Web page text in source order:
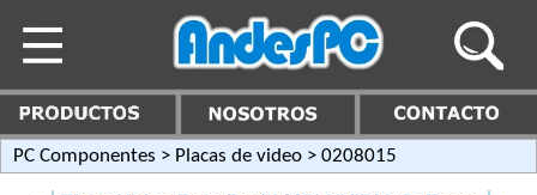
PC Componentes > Placas de video > 0208015